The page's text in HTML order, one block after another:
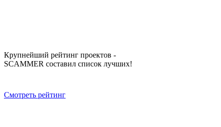
Крупнейший рейтинг проектов -
SCAMMER составил список лучших!
Смотреть рейтинг